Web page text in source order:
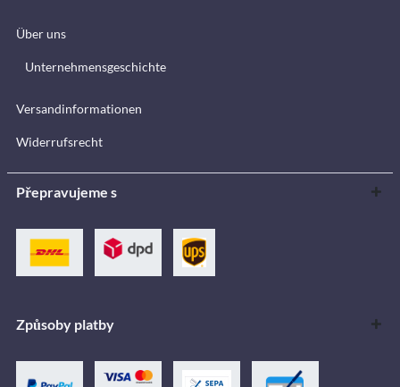
Über uns
Unternehmensgeschichte
Versandinformationen
Widerrufsrecht
Přepravujeme s
Způsoby platby